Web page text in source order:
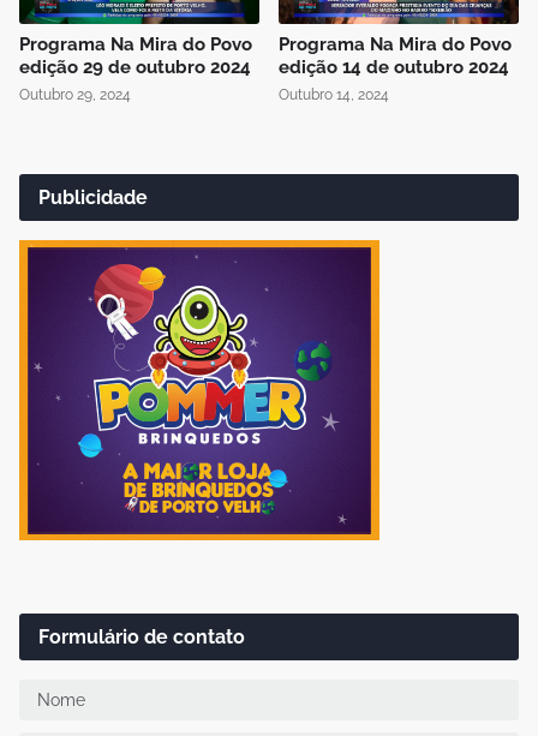
Programa Na Mira do Povo
edição 29 de outubro 2024
Outubro 29, 2024
Programa Na Mira do Povo
edição 14 de outubro 2024
Outubro 14, 2024
Publicidade
Formulário de contato